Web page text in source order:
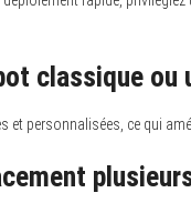
classique ou
et personnalisées, ce qui